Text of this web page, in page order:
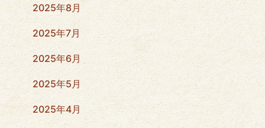
2025年8月
2025年7月
2025年6月
2025年5月
2025年4月